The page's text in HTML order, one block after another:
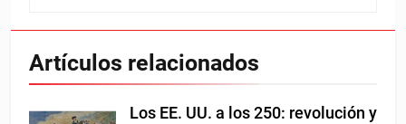
Artículos relacionados
Los EE. UU. a los 250: revolución y